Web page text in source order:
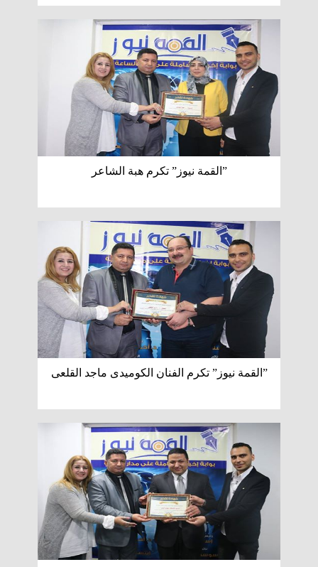
”القمة نيوز” تكرم هبة الشاعر
”القمة نيوز” تكرم الفنان الكوميدى ماجد القلعى